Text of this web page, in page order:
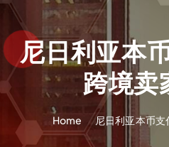
e
t
尼日利亚本
跨境卖
Home 尼日利亚本币